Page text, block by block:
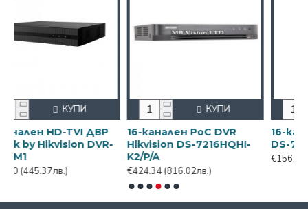
TVI ДВР
DVR-
КУПИ
16-канален PoC DVR
Hikvision DS-7216HQHI-
(816.02лв.)
КУПИ
16-канален ДВР
DS-7216HGHI-
(301.00лв.)